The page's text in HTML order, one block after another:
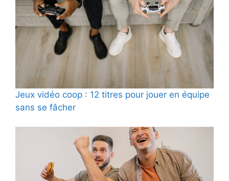
Jeux vidéo coop : 12 titres pour jouer en équipe
sans se fâcher